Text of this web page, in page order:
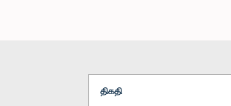
திகதி